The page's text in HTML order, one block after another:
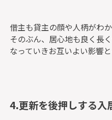
借主も貸主の顔や人柄がわ
そのぶん、居心地も良く長
なっていきお互いよい影響
4.更新を後押しする入